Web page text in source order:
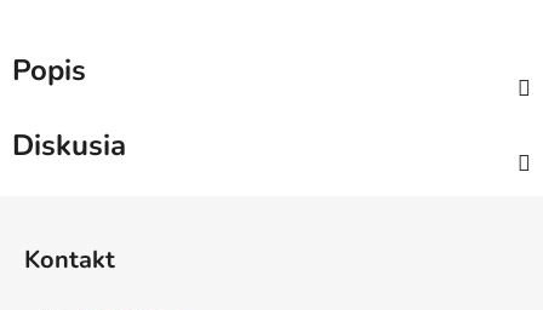
Popis
Diskusia
Kontakt